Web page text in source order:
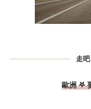
走
歐洲 𖤐